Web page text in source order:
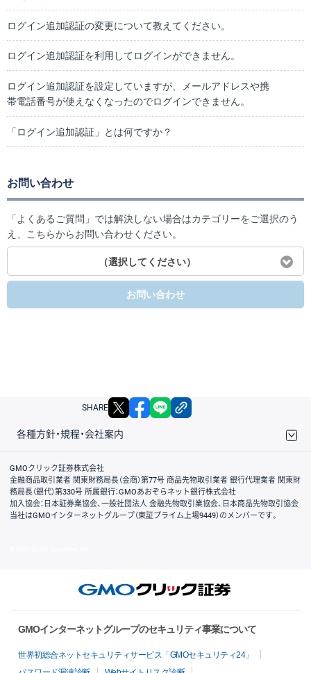
ログイン追加認証の変更について教えてください。
ログイン追加認証を利用してログインができません。
ログイン追加認証を設定していますが、メールアドレスや携
帯電話番号が使えなくなったのでログインできません。
「ログイン追加認証」とは何ですか？
お問い合わせ
「よくあるご質問」では解決しない場合はカテゴリーをご選択のう
え、こちらからお問い合わせください。
（選択してください）
お問い合わせ
SHARE X facebook
各種方針・規程・会社案内
取引規程・約款
サイトマップ
その他のご案内
個人情報保護方針
最良執行方針
サイトのご利用について
ディスクレイマー
信託保全
リスク説明
会社案内
GMOクリック証券株式会社
金融商品取引業者 関東財務局長（金商）第77号 商品先物取引業者 銀行代理業者 関東財
務局長（銀代）第330号 所属銀行：GMOあおぞらネット銀行株式会社
加入協会：日本証券業協会、一般社団法人 金融先物取引業協会、日本商品先物取引協会
当社はGMOインターネットグループ（東証プライム上場9449）のメンバーです。
GMOインターネットグループのセキュリティ事業について
世界初総合ネットセキュリティサービス「GMOセキュリティ24」